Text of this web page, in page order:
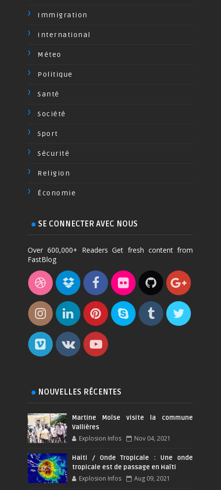
Immigration
International
Méteo
Politique
Santé
Société
Sport
Sécurité
Religion
Économie
SE CONNECTER AVEC NOUS
Over 600,000+ Readers Get fresh content from
FastBlog
NOUVELLES RÉCENTES
Martine Moïse visite la commune
Vallières
Explosion Infos Nov 04, 2021
Haiti / Onde Tropicale : Une onde
tropicale est de passage en Haïti
Explosion Infos Aug 09, 2021